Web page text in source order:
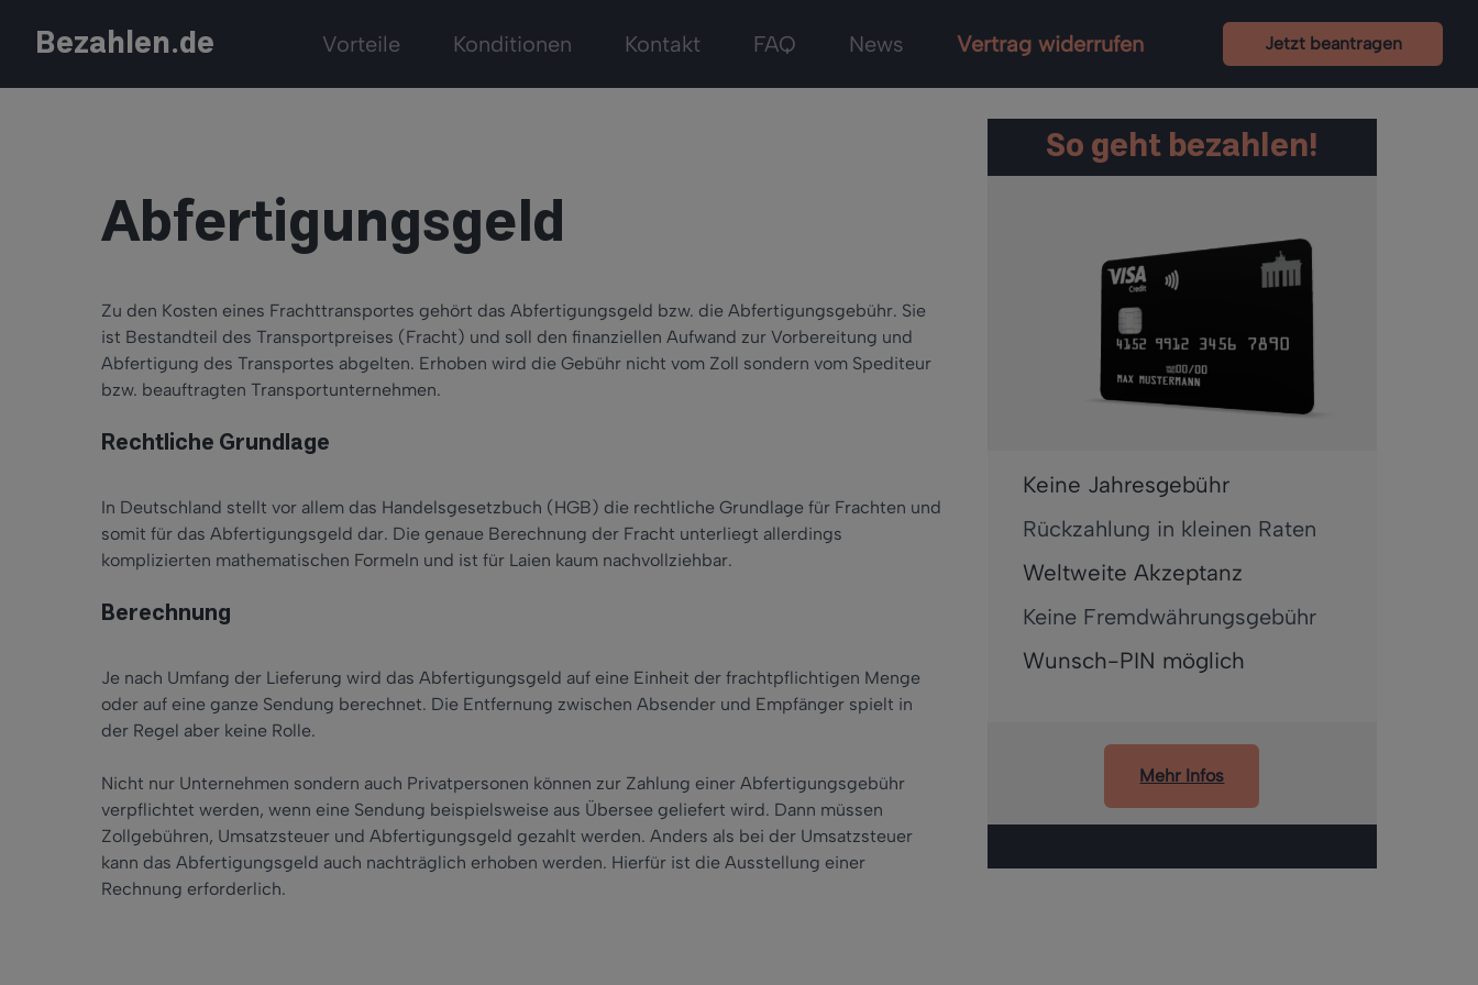
Bezahlen.de Vorteile Konditionen Kontakt FAQ News Vertrag widerrufen Jetzt beantragen
Abfertigungsgeld
Zu den Kosten eines Frachttransportes gehört das Abfertigungsgeld bzw. die Abfertigungsgebühr. Sie
ist Bestandteil des Transportpreises (Fracht) und soll den finanziellen Aufwand zur Vorbereitung und
Abfertigung des Transportes abgelten. Erhoben wird die Gebühr nicht vom Zoll sondern vom Spediteur
bzw. beauftragten Transportunternehmen.
Rechtliche Grundlage
In Deutschland stellt vor allem das Handelsgesetzbuch (HGB) die rechtliche Grundlage für Frachten und
somit für das Abfertigungsgeld dar. Die genaue Berechnung der Fracht unterliegt allerdings
komplizierten mathematischen Formeln und ist für Laien kaum nachvollziehbar.
Berechnung
Je nach Umfang der Lieferung wird das Abfertigungsgeld auf eine Einheit der frachtpflichtigen Menge
oder auf eine ganze Sendung berechnet. Die Entfernung zwischen Absender und Empfänger spielt in
der Regel aber keine Rolle.
Nicht nur Unternehmen sondern auch Privatpersonen können zur Zahlung einer Abfertigungsgebühr
verpflichtet werden, wenn eine Sendung beispielsweise aus Übersee geliefert wird. Dann müssen
Zollgebühren, Umsatzsteuer und Abfertigungsgeld gezahlt werden. Anders als bei der Umsatzsteuer
kann das Abfertigungsgeld auch nachträglich erhoben werden. Hierfür ist die Ausstellung einer
Rechnung erforderlich.
So geht bezahlen!
Keine Jahresgebühr
Rückzahlung in kleinen Raten
Weltweite Akzeptanz
Keine Fremdwährungsgebühr
Wunsch-PIN möglich
Mehr Infos